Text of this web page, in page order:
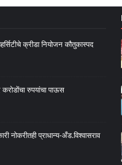
क्रीडा नियोजन कौतुकास्पद
करोडोंचा रुपयांचा पाऊस
नोकरीतही प्राधान्य-अँड.विश्वासराव